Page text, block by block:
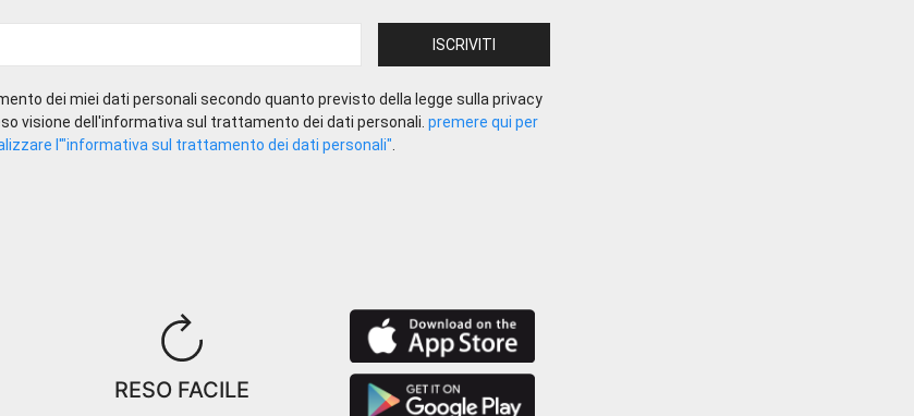
dei miei dati personali secondo quanto previsto della legge sulla privacy
visione dell'informativa sul trattamento dei dati personali. premere qui per
l'"informativa sul trattamento dei dati personali"
RESO FACILE